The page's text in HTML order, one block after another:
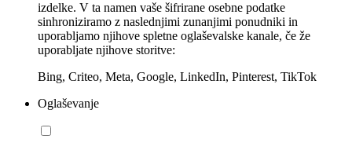
izdelke. V ta namen vaše šifrirane osebne podatke
sinhroniziramo z naslednjimi zunanjimi ponudniki in
uporabljamo njihove spletne oglaševalske kanale, če že
uporabljate njihove storitve:
Bing, Criteo, Meta, Google, LinkedIn, Pinterest, TikTok
Oglaševanje